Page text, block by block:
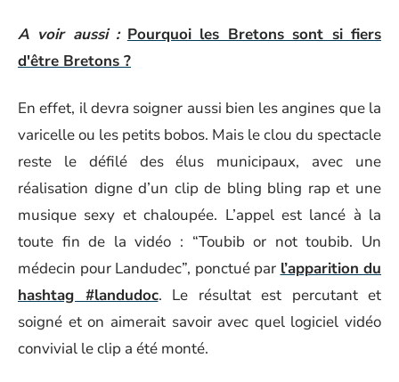
A voir aussi : Pourquoi les Bretons sont si fiers
d'être Bretons ?
En effet, il devra soigner aussi bien les angines que la
varicelle ou les petits bobos. Mais le clou du spectacle
reste le défilé des élus municipaux, avec une
réalisation digne d’un clip de bling bling rap et une
musique sexy et chaloupée. L’appel est lancé à la
toute fin de la vidéo : “Toubib or not toubib. Un
médecin pour Landudec”, ponctué par l’apparition du
hashtag #landudoc. Le résultat est percutant et
soigné et on aimerait savoir avec quel logiciel vidéo
convivial le clip a été monté.